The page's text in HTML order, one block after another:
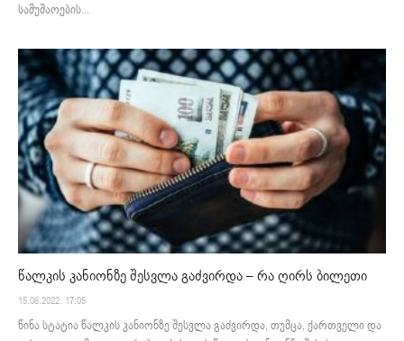
სამუშაოების...
წალკის კანიონზე შესვლა გაძვირდა – რა ღირს ბილეთი
15.06.2022. 17:05
წინა სტატია წალკის კანიონზე შესვლა გაძვირდა, თუმცა, ქართველი და